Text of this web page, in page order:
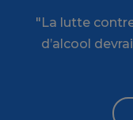
"La lutte
d’alcool